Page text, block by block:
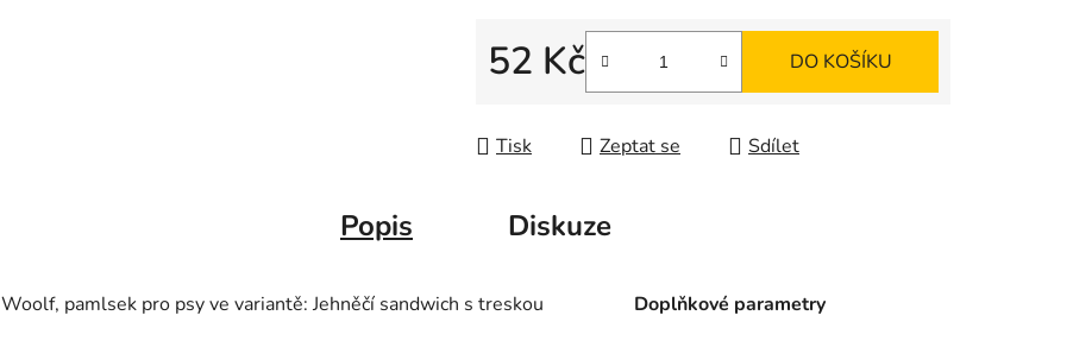
hvězdiček.
52 Kč
Měrná cena:
DO KOŠÍKU
Tisk Zeptat se Sdílet
Popis Diskuze
Woolf, pamlsek pro psy ve variantě: Jehněčí sandwich s treskou Doplňkové parametry